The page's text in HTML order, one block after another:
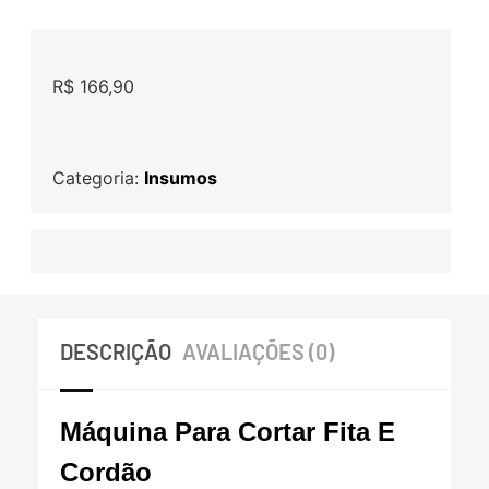
R$166,90
Categoria: Insumos
DESCRIÇÃO AVALIAÇÕES (0)
Máquina Para Cortar Fita E
Cordão